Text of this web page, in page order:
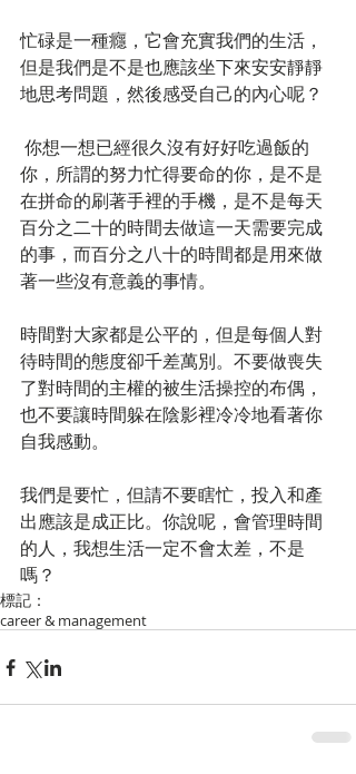
忙碌是一種癮，它會充實我們的生活，
但是我們是不是也應該坐下來安安靜靜
地思考問題，然後感受自己的內心呢？
你，所謂的努力忙得要命的你，是不是
在拼命的刷著手裡的手機，是不是每天
百分之二十的時間去做這一天需要完成
的事，而百分之八十的時間都是用來做
著一些沒有意義的事情。
時間對大家都是公平的，但是每個人對
待時間的態度卻千差萬別。不要做喪失
了對時間的主權的被生活操控的布偶，
也不要讓時間躲在陰影裡冷冷地看著你
自我感動。
我們是要忙，但請不要瞎忙，投入和產
出應該是成正比。你說呢，會管理時間
的人，我想生活一定不會太差，不是
嗎？
標記：
career & management